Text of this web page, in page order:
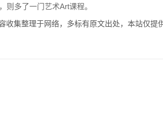
则多了一门艺术Art课程。
收集整理于网络，多标有原文出处，本站仅提